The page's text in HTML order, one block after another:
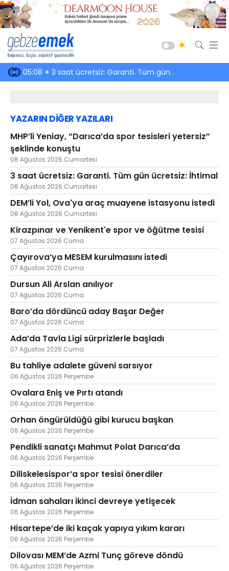
konuştu 05:08 3 saat ücretsiz: Garanti. Tüm gün ücretsiz: İhtimal
YAZARIN DİĞER YAZILARI
MHP’li Yeniay, “Darıca’da spor tesisleri yetersiz”
şeklinde konuştu
08 Ağustos 2026 Cumartesi
3 saat ücretsiz: Garanti. Tüm gün ücretsiz: İhtimal
08 Ağustos 2026 Cumartesi
DEM’li Yol, Ova'ya araç muayene istasyonu istedi
08 Ağustos 2026 Cumartesi
Kirazpınar ve Yenikent'e spor ve öğütme tesisi
07 Ağustos 2026 Cuma
Çayırova’ya MESEM kurulmasını istedi
07 Ağustos 2026 Cuma
Dursun Ali Arslan anılıyor
07 Ağustos 2026 Cuma
Baro’da dördüncü aday Başar Değer
07 Ağustos 2026 Cuma
Ada’da Tavla Ligi sürprizlerle başladı
07 Ağustos 2026 Cuma
Bu tahliye adalete güveni sarsıyor
06 Ağustos 2026 Perşembe
Ovalara Eniş ve Pırtı atandı
06 Ağustos 2026 Perşembe
Orhan öngürüldüğü gibi kurucu başkan
06 Ağustos 2026 Perşembe
Pendikli sanatçı Mahmut Polat Darıca’da
06 Ağustos 2026 Perşembe
Diliskelesispor’a spor tesisi önerdiler
06 Ağustos 2026 Perşembe
İdman sahaları ikinci devreye yetişecek
06 Ağustos 2026 Perşembe
Hisartepe’de iki kaçak yapıya yıkım kararı
06 Ağustos 2026 Perşembe
Dilovası MEM’de Azmi Tunç göreve döndü
06 Ağustos 2026 Perşembe
Güncel
Siyaset
Spor
Ekonomi
Sağlık
Eğitim
Kültür-Sanat
Emlak
Teknoloji
Caddesi, Beşiroğlu Altın Han Kat: 1
(BİLKAR)Gebze - KOCAELİ
aktanuslu@gmail.com